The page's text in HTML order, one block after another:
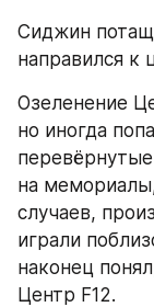
Сиджин
направился к
Озеленение
но иногда
на
случаев,
играли
наконец
Центр F12.